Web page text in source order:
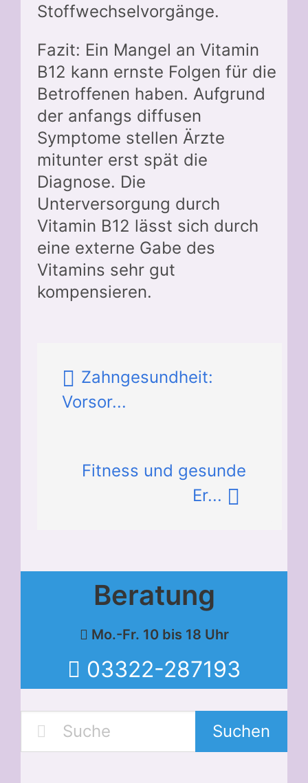
Stoffwechselvorgänge.
Fazit: Ein Mangel an Vitamin
B12 kann ernste Folgen für die
Betroffenen haben. Aufgrund
der anfangs diffusen
Symptome stellen Ärzte
mitunter erst spät die
Diagnose. Die
Unterversorgung durch
Vitamin B12 lässt sich durch
eine externe Gabe des
Vitamins sehr gut
kompensieren.
Zahngesundheit:
Vorsor...
Fitness und gesunde
Er...
Beratung
Mo.-Fr. 10 bis 18 Uhr
03322-287193
Suchen